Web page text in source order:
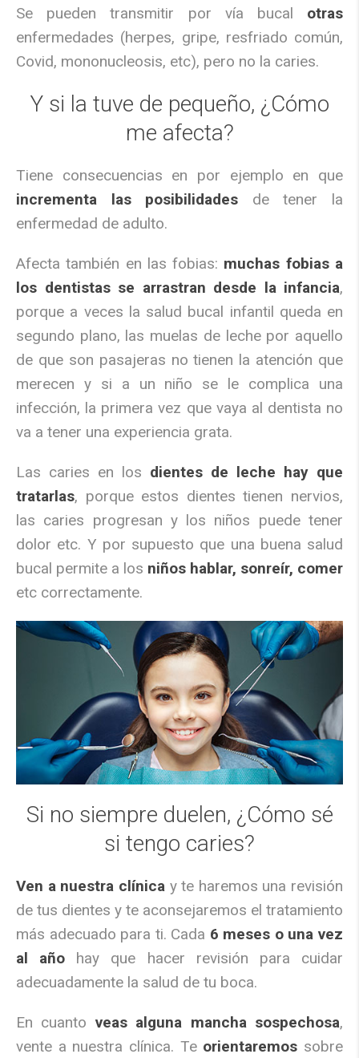
Se pueden transmitir por vía bucal otras
enfermedades (herpes, gripe, resfriado común,
Covid, mononucleosis, etc), pero no la caries.
Y si la tuve de pequeño, ¿Cómo
me afecta?
Tiene consecuencias en por ejemplo en que
incrementa las posibilidades de tener la
enfermedad de adulto.
Afecta también en las fobias: muchas fobias a
los dentistas se arrastran desde la infancia,
porque a veces la salud bucal infantil queda en
segundo plano, las muelas de leche por aquello
de que son pasajeras no tienen la atención que
merecen y si a un niño se le complica una
infección, la primera vez que vaya al dentista no
va a tener una experiencia grata.
Las caries en los dientes de leche hay que
tratarlas, porque estos dientes tienen nervios,
las caries progresan y los niños puede tener
dolor etc. Y por supuesto que una buena salud
bucal permite a los niños hablar, sonreír, comer
etc correctamente.
Si no siempre duelen, ¿Cómo sé
si tengo caries?
Ven a nuestra clínicay te haremos una revisión
de tus dientes y te aconsejaremos el tratamiento
más adecuado para ti. Cada 6 meses o una vez
al año hay que hacer revisión para cuidar
adecuadamente la salud de tu boca.
En cuanto veas alguna mancha sospechosa,
vente a nuestra clínica. Te orientaremos sobre